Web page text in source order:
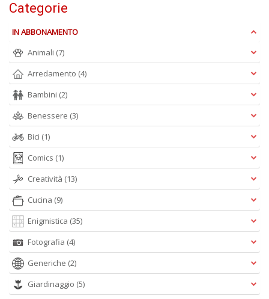
Categorie
IN ABBONAMENTO
Animali (7)
Arredamento (4)
Bambini (2)
Benessere (3)
Bici (1)
Comics (1)
Creatività (13)
Cucina (9)
Enigmistica (35)
Fotografia (4)
Generiche (2)
Giardinaggio (5)